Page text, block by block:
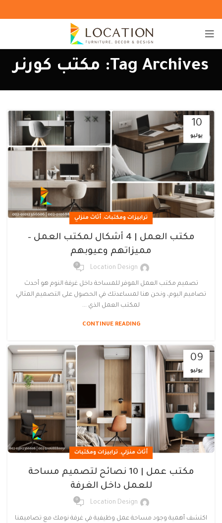
Tag Archives: مكتب كورنر
10
يوليو
ترابيزات ومكتبات, أثاث منزلي
مكتب العمل | 4 أشكال لمكتب العمل –
مميزاتهم وعيوبهم
Location Design
0
تصميم مكتب العمل الموفر للمساحة داخل غرفة النوم هو أحدث
تصاميم اليوم، ونحن هنا لمساعدتك في الحصول على التصميم المثالي
لمكتب العمل الذي ...
CONTINUE READING
09
يوليو
أثاث منزلي, ترابيزات ومكتبات
مكتب عمل | 10 نصائح لتصميم مساحة
للعمل داخل الغرفة
Location Design
0
اكتشف أهمية وجود مساحة عمل وظيفية في غرفة نومك مع تصاميمنا